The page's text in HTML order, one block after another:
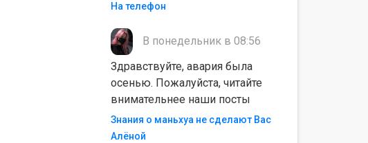
На телефон
В понедельник в 08:56
Здравствуйте, авария была
осенью. Пожалуйста, читайте
внимательнее наши посты
Знания о маньхуа не сделают Вас
Алëной